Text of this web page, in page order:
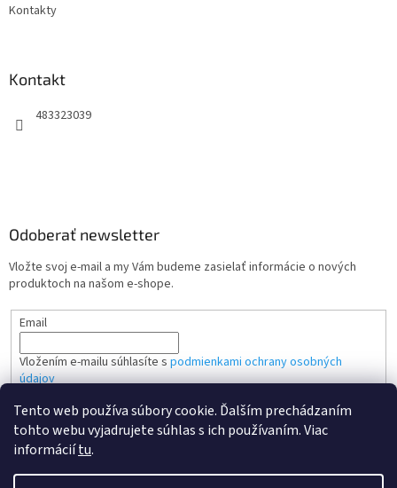
Tento web používa súbory cookie. Ďalším prechádzaním
tohto webu vyjadrujete súhlas s ich používaním. Viac
informáciítu.
Kontakty
Kontakt
483323039
Odoberať newsletter
Vložte svoj e-mail a my Vám budeme zasielať informácie o nových
produktoch na našom e-shope.
Email
Vložením e-mailu súhlasíte s podmienkami ochrany osobných
údajov
PRIHLÁSIŤ SA